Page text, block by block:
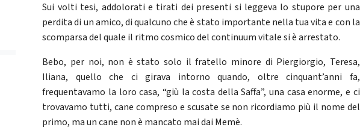
Sui volti tesi, addolorati e tirati dei presenti si leggeva lo stupore per una
perdita di un amico, di qualcuno che è stato importante nella tua vita e con la
scomparsa del quale il ritmo cosmico del continuum vitale si è arrestato.
Bebo, per noi, non è stato solo il fratello minore di Piergiorgio, Teresa,
Iliana, quello che ci girava intorno quando, oltre cinquant’anni fa,
frequentavamo la loro casa, “giù la costa della Saffa”, una casa enorme, e ci
trovavamo tutti, cane compreso e scusate se non ricordiamo più il nome del
primo, ma un cane non è mancato mai dai Memè.